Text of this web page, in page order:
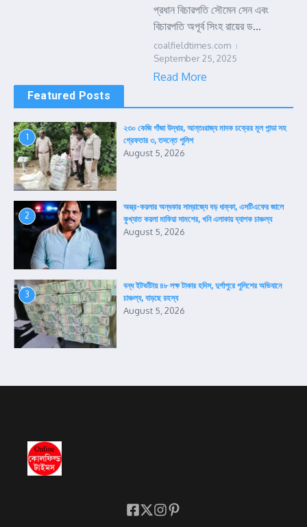
প্রধান বিচারপতি সৌমেন সেন এবং
বিচারপতি অপূর্ব সিংহ রায়ের ড...
coalfieldtimes.com
September 25, 2025
Read More
Featured Posts
1
২৩০ কেজি গাঁজা উদ্ধার, আন্তঃরাজ্য মাদক চক্রের মূল পান্ডা সহ
গ্রেফতার ৩, তদন্তে পুলিশ
August 5, 2026
2
অস্ত্র-কয়লার অন্ধকার সাম্রাজ্যে বড় ধাক্কা, এসটিএফের জালে
কুখ্যাত কয়লা মাফিয়া সামশের, খনি এলাকায় ব্যাপক চাঞ্চল্য
August 5, 2026
3
বন্ধ ইটভাঁটায় ৪৮ লক্ষ টাকার হদিস, দুর্গাপুরে পুলিশের অভিযানে
চাঞ্চল্য, বাড়ছে রহস্য
August 5, 2026